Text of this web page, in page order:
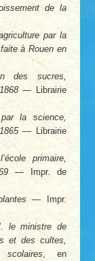
de la
par la
à Rouen en
des sucres,
— Librairie
la science,
— Librairie
primaire,
— Impr. de
— Impr.
le ministre de
et des cultes,
, en